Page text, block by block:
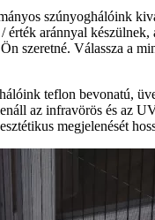
szúnyoghálóink
érték aránnyal készülnek,
szeretné. Válassza a
teflon bevonatú,
az infravörös és az
megjelenését